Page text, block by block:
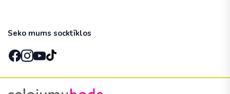
Seko mums socktīklos